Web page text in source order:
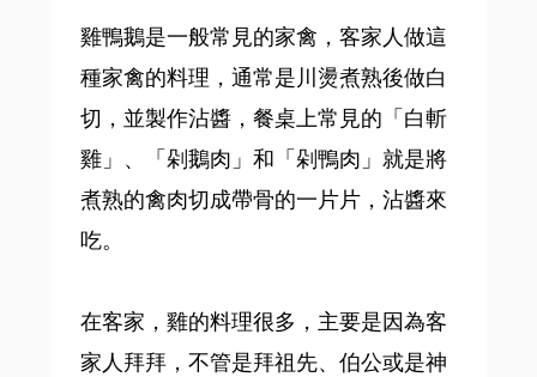
雞鴨鵝是一般常見的家禽，客家人做這
種家禽的料理，通常是川燙煮熟後做白
切，並製作沾醬，餐桌上常見的「白斬
雞」、「剁鵝肉」和「剁鴨肉」就是將
煮熟的禽肉切成帶骨的一片片，沾醬來
吃。
在客家，雞的料理很多，主要是因為客
家人拜拜，不管是拜祖先、伯公或是神